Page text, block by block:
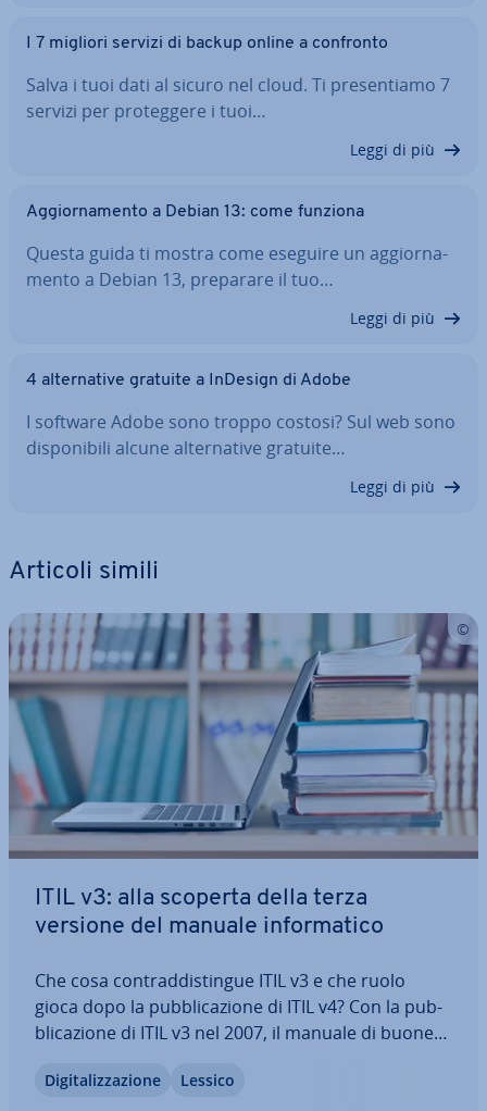
I 7 migliori servizi di backup online a confronto
Salva i tuoi dati al sicuro nel cloud. Ti pre­sen­tia­mo 7
servizi per pro­teg­ge­re i tuoi…
Leggi di più
Ag­gior­na­men­to a Debian 13: come funziona
Questa guida ti mostra come eseguire un ag­gior­na­
men­to a Debian 13, preparare il tuo…
Leggi di più
4 al­ter­na­ti­ve gratuite a InDesign di Adobe
I software Adobe sono troppo costosi? Sul web sono
di­spo­ni­bi­li alcune al­ter­na­ti­ve gratuite…
Leggi di più
Articoli simili
ITIL v3: alla scoperta della terza
versione del manuale in­for­ma­ti­co
Che cosa con­trad­di­stin­gue ITIL v3 e che ruolo
gioca dopo la pub­bli­ca­zio­ne di ITIL v4? Con la pub­
bli­ca­zio­ne di ITIL v3 nel 2007, il manuale di buone
la terza edizione. Oggi risulta ancora valido in
Di­gi­ta­liz­za­zio­ne Lessico